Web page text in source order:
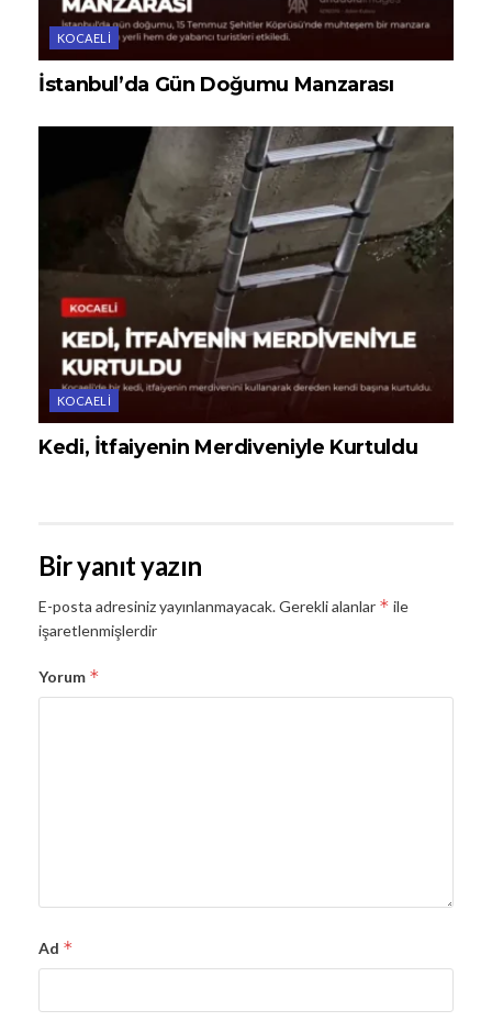
KOCAELI
İstanbul’da Gün Doğumu Manzarası
KOCAELI
Kedi, İtfaiyenin Merdiveniyle Kurtuldu
Bir yanıt yazın
E-posta adresiniz yayınlanmayacak.Gerekli alanlar * ile
işaretlenmişlerdir
Yorum *
Ad *